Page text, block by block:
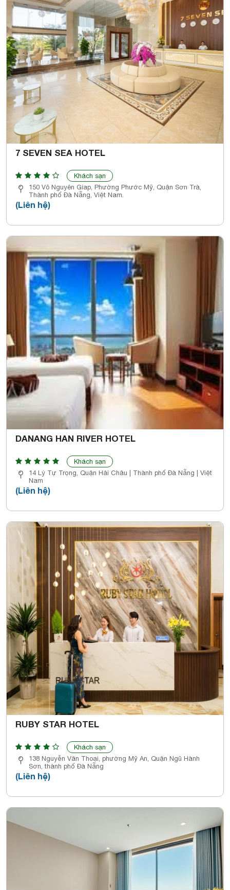
7 SEVEN SEA HOTEL
Khách sạn
150 Võ Nguyên Gíap, Phường Phước Mỹ, Quận Sơn Trà,
Thành phố Đà Nẵng, Việt Nam.
(Liên hệ)
DANANG HAN RIVER HOTEL
Khách sạn
14 Lý Tự Trọng, Quận Hải Châu | Thành phố Đà Nẵng | Việt
Nam
(Liên hệ)
RUBY STAR HOTEL
Khách sạn
138 Nguyễn Văn Thoại, phường Mỹ An, Quận Ngũ Hành
Sơn, thành phố Đà Nẵng
(Liên hệ)